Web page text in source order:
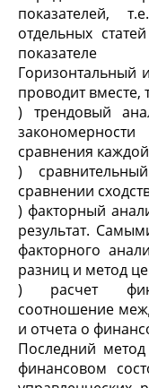
показателей,
отдельных
показателе
Горизонтальный
проводит вместе,
) трендовый
сравнения
)
сравнении
) факторный
результат.
факторного
разниц и метод
) расчет
соотношение
и отчета о
Последний
финансовом